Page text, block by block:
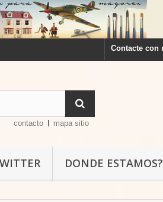
Contacte con
contacto mapa sitio
DONDE ESTAMOS?